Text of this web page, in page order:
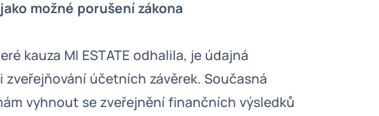
možné porušení zákona
kauza MI ESTATE odhalila, je údajná
účetních závěrek. Současná
vyhnout se zveřejnění finančních výsledků